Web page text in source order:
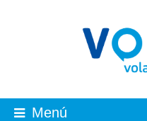
Menú